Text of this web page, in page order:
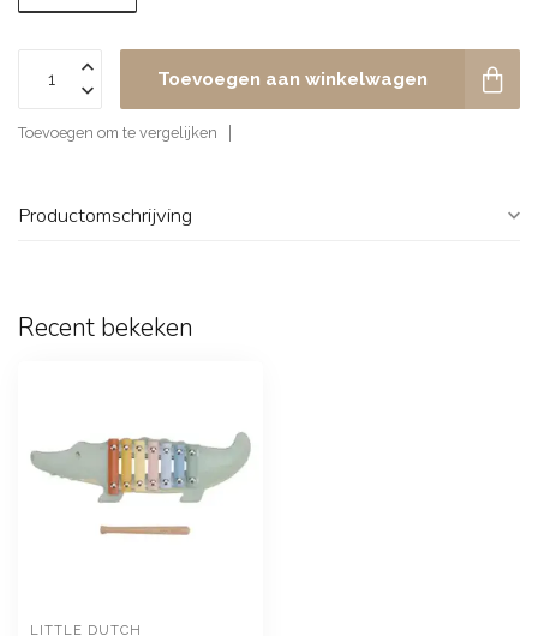
Toevoegen aan winkelwagen
Toevoegen om te vergelijken
Productomschrijving
Recent bekeken
LITTLE DUTCH